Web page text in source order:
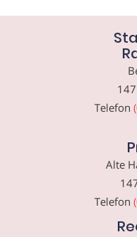
Telefon
Alte
Telefon